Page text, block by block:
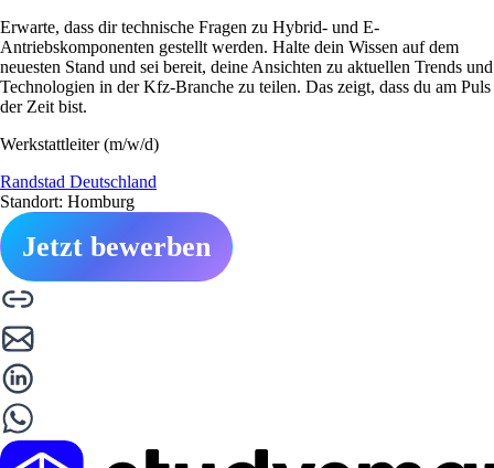
Erwarte, dass dir technische Fragen zu Hybrid- und E-
Antriebskomponenten gestellt werden. Halte dein Wissen auf dem
neuesten Stand und sei bereit, deine Ansichten zu aktuellen Trends und
Technologien in der Kfz-Branche zu teilen. Das zeigt, dass du am Puls
der Zeit bist.
Werkstattleiter (m/w/d)
Randstad Deutschland
Standort: Homburg
Jetzt bewerben